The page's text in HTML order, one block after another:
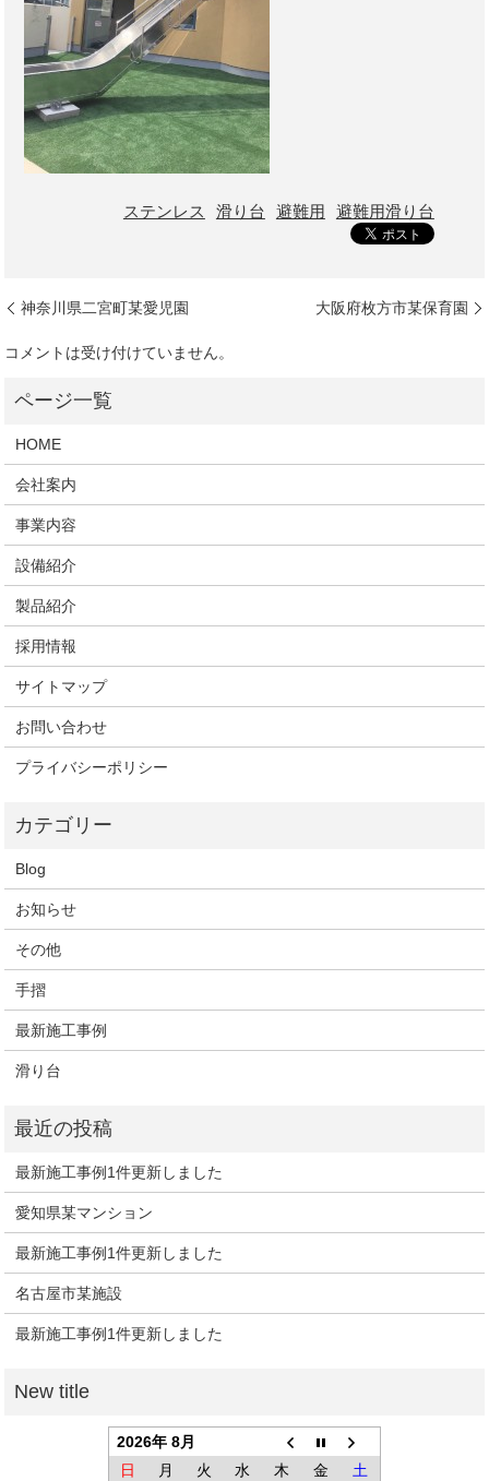
ステンレス 滑り台 避難用 避難用滑り台
神奈川県二宮町某愛児園 大阪府枚方市某保育園
コメントは受け付けていません。
HOME
会社案内
事業内容
設備紹介
製品紹介
採用情報
サイトマップ
お問い合わせ
プライバシーポリシー
Blog
お知らせ
その他
手摺
最新施工事例
滑り台
最新施工事例1件更新しました
愛知県某マンション
最新施工事例1件更新しました
名古屋市某施設
最新施工事例1件更新しました
2026年 8月
日
月 火 水 木 金
土